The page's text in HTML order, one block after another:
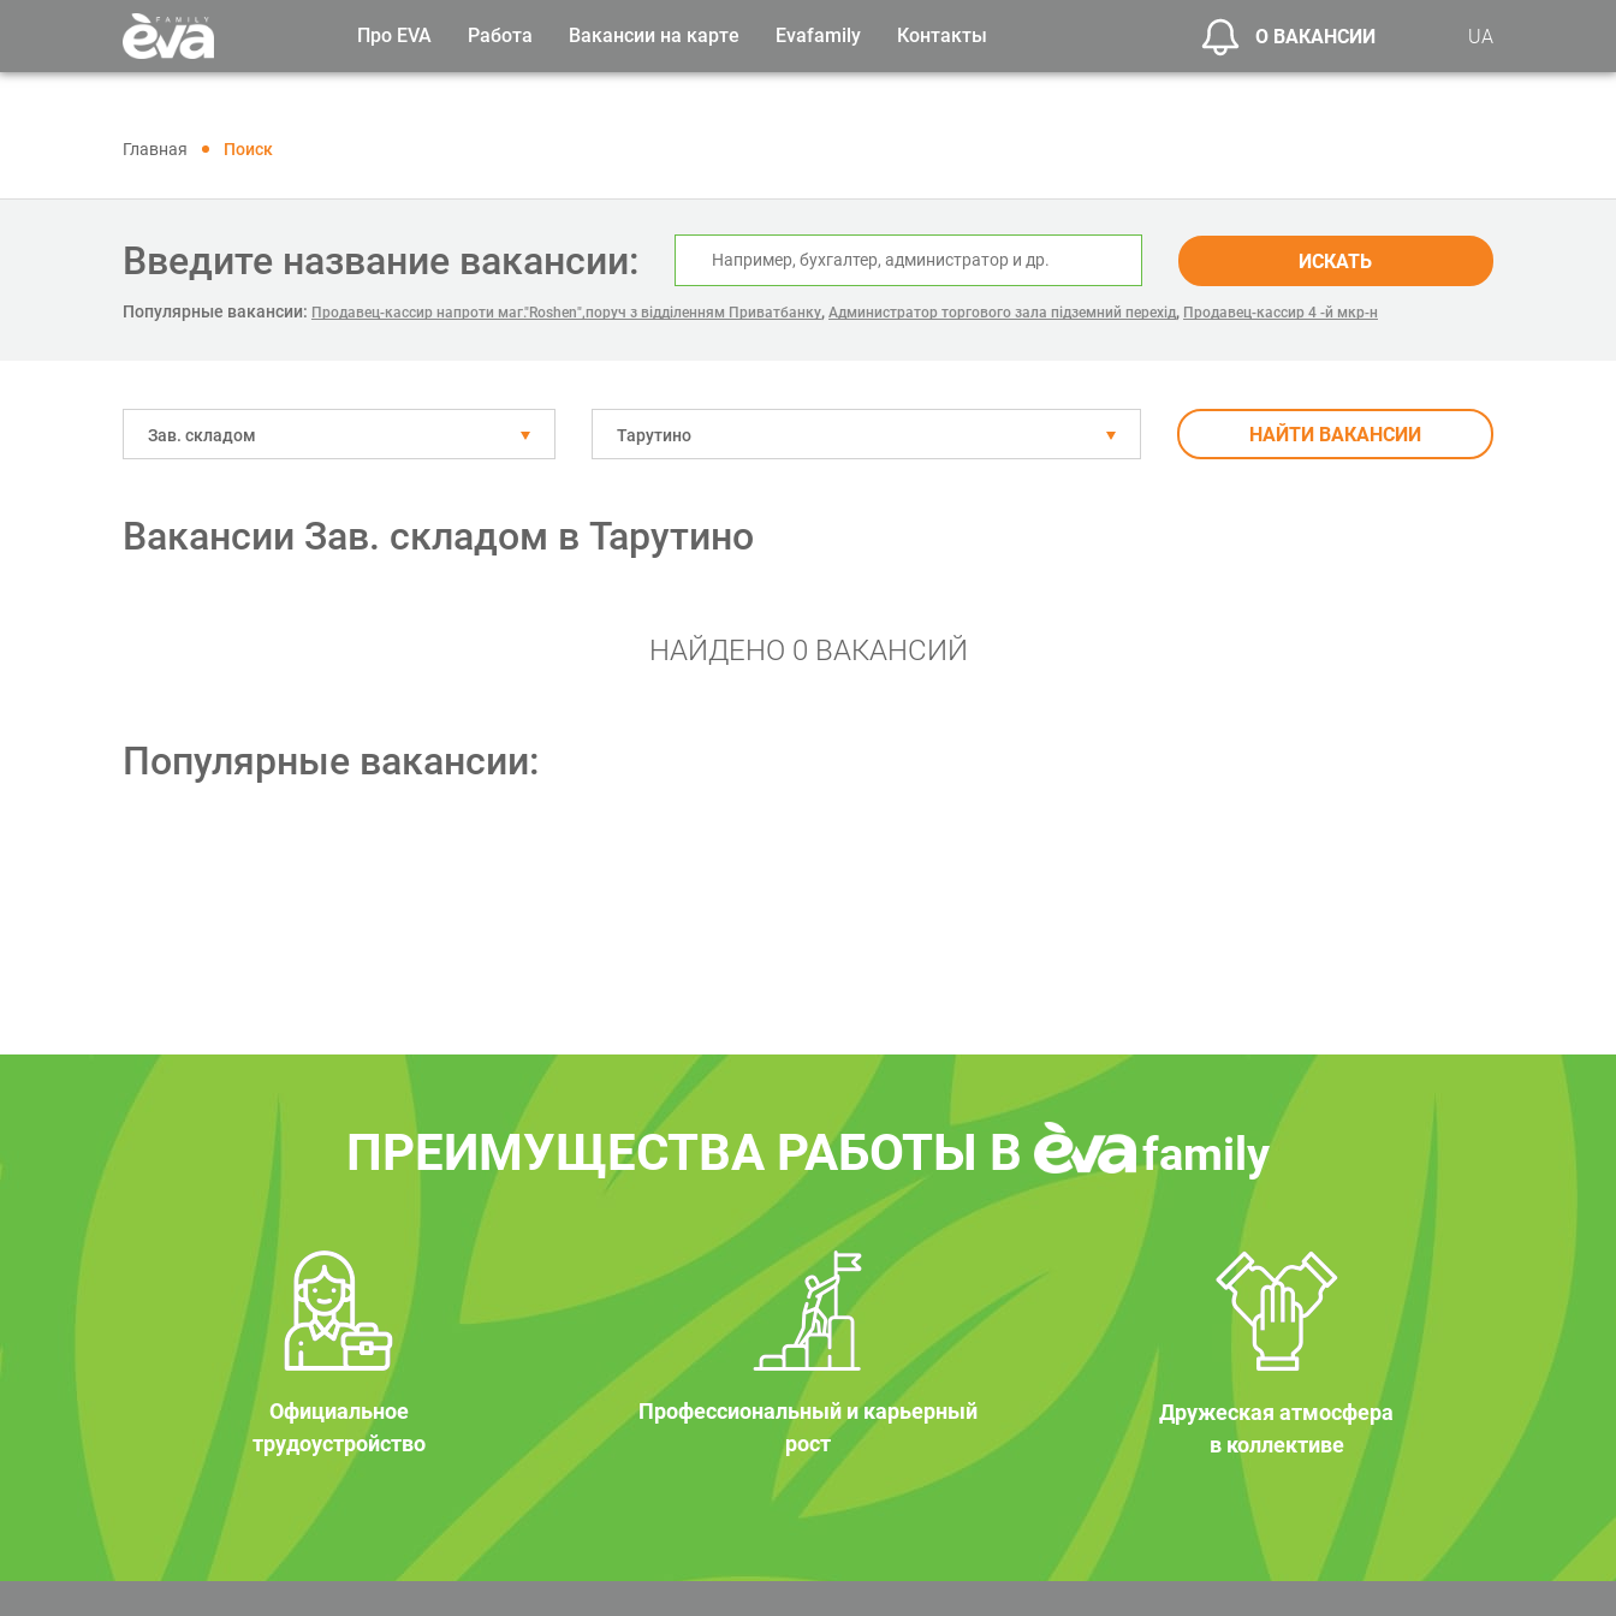
Про EVA Работа Вакансии на карте Evafamily Контакты О ВАКАНСИИ UA
Главная Поиск
Введите название вакансии: ИСКАТЬ
Популярные вакансии: Продавец-кассир напроти маг."Roshen",поруч з відділенням Приватбанку, Администратор торгового зала підземний перехід, Продавец-кассир 4 -й мкр-н
Зав. складом Тарутино НАЙТИ ВАКАНСИИ
Вакансии Зав. складом в Тарутино
НАЙДЕНО 0 ВАКАНСИЙ
Популярные вакансии:
ПРЕИМУЩЕСТВА РАБОТЫ В family
Официальное
трудоустройство
Профессиональный и карьерный
рост
Дружеская атмосфера
в коллективе